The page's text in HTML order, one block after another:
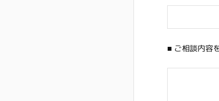
■ ご相談内容